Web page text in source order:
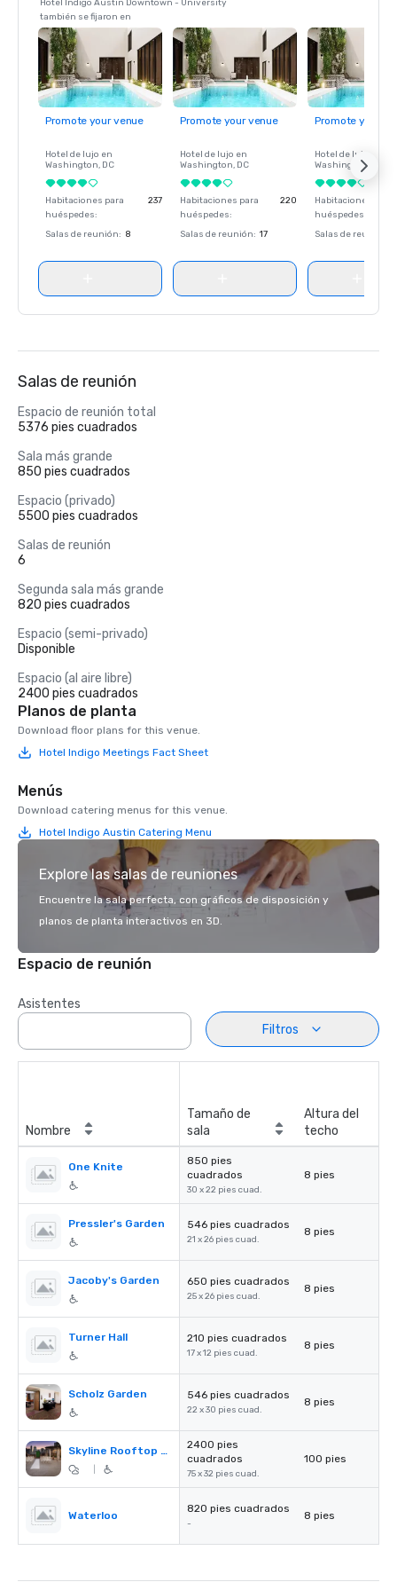
Hotel Indigo Austin Downtown - University
también se fijaron en
Promote your venue
Hotel de lujo en
Washington, DC
Habitaciones para
huéspedes:
237
Salas de reunión: 8
Promote your venue
Hotel de lujo en
Washington, DC
Habitaciones para
huéspedes:
220
Salas de reunión: 17
Promote your
Hotel de lujo en
Washington
Habitaciones para
huéspedes
Salas de reunión
Salas de reunión
Espacio de reunión total
5376 pies cuadrados
Sala más grande
850 pies cuadrados
Espacio (privado)
5500 pies cuadrados
Salas de reunión
6
Segunda sala más grande
820 pies cuadrados
Espacio (semi-privado)
Disponible
Espacio (al aire libre)
2400 pies cuadrados
Planos de planta
Download floor plans for this venue.
Hotel Indigo Meetings Fact Sheet
Menús
Download catering menus for this venue.
Hotel Indigo Austin Catering Menu
Explore las salas de reuniones
Encuentre la sala perfecta, con gráficos de disposición y
planos de planta interactivos en 3D.
Espacio de reunión
Asistentes
Filtros
Nombre
Tamaño de
sala
Altura del
techo
One Knite
850 pies
cuadrados
30 x 22 pies cuad.
8 pies
Pressler's Garden 546 pies cuadrados
21 x 26 pies cuad.
8 pies
Jacoby's Garden 650 pies cuadrados
25 x 26 pies cuad.
8 pies
Turner Hall 210 pies cuadrados
17 x 12 pies cuad.
8 pies
Scholz Garden 546 pies cuadrados
22 x 30 pies cuad.
8 pies
Skyline Rooftop Pool & Bar
2400 pies
cuadrados
75 x 32 pies cuad.
100 pies
Waterloo
820 pies cuadrados
-
8 pies